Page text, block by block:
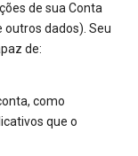
de sua Conta
outros dados). Seu
de:
como
que o